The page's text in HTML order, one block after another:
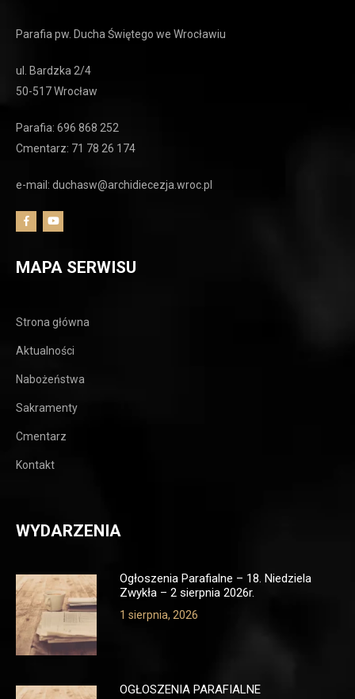
Parafia pw. Ducha Świętego we Wrocławiu
ul. Bardzka 2/4
50-517 Wrocław
Parafia: 696 868 252
Cmentarz: 71 78 26 174
e-mail: duchasw@archidiecezja.wroc.pl
MAPA SERWISU
Strona główna
Aktualności
Nabożeństwa
Sakramenty
Cmentarz
Kontakt
WYDARZENIA
Ogłoszenia Parafialne – 18. Niedziela
Zwykła – 2 sierpnia 2026r.
1 sierpnia, 2026
OGŁOSZENIA PARAFIALNE